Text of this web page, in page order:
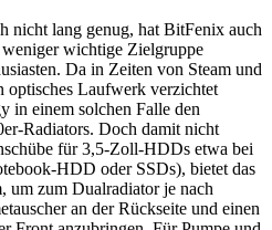
nicht lang genug, hat BitFenix auch
wichtige Zielgruppe
Da in Zeiten von Steam und
optisches Laufwerk verzichtet
in einem solchen Falle den
Radiators. Doch damit nicht
für 3,5-Zoll-HDDs etwa bei
HDD oder SSDs), bietet das
um zum Dualradiator je nach
an der Rückseite und einen